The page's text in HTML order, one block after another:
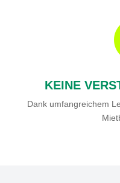
KEINE
Dank umfangreichem